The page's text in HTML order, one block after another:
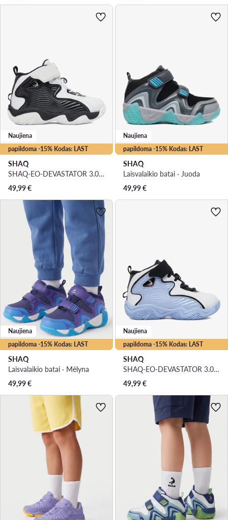
papildoma -15% Kodas: LAST
Naujiena
SHAQ
SHAQ-EO-DEVASTATOR 3.0 AQ95078T-BW · Krepšinio batai
49,99€
papildoma -15% Kodas: LAST
Naujiena
SHAQ
Laisvalaikio batai · Juoda
49,99€
papildoma -15% Kodas: LAST
Naujiena
SHAQ
Laisvalaikio batai · Mėlyna
49,99€
papildoma -15% Kodas: LAST
Naujiena
SHAQ
SHAQ-EO-DEVASTATOR 3.0 AQ95078T-WL · Krepšinio batai
49,99€